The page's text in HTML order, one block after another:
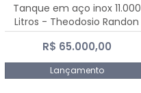
Tanque em aço inox 11.000
Litros - Theodosio Randon
R$ 65.000,00
Lançamento